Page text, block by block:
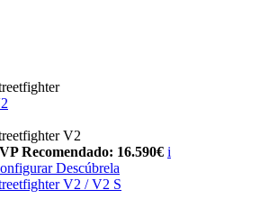
V2
Recomendado: 16.590€ i
Descúbrela
V2 / V2 S